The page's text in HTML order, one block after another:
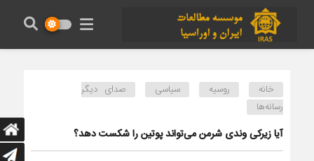
خانه روسیه سیاسی
صدای دیگر
رسانه‌ها
آیا زیرکی وندی شرمن می‌تواند پوتین را شکست دهد؟